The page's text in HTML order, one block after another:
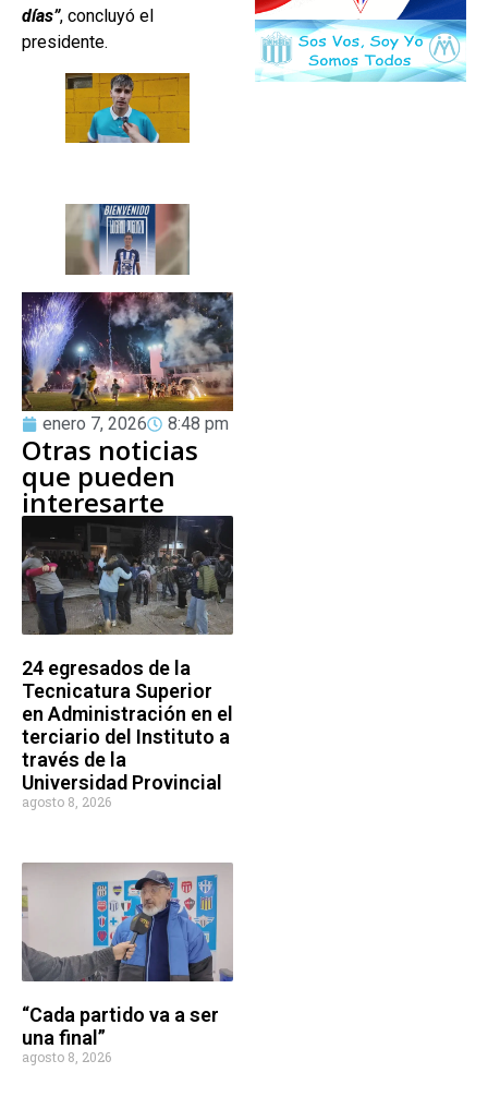
días”, concluyó el
presidente.
enero 7, 2026 8:48 pm
Otras noticias
que pueden
interesarte
24 egresados de la
Tecnicatura Superior
en Administración en el
terciario del Instituto a
través de la
Universidad Provincial
agosto 8, 2026
“Cada partido va a ser
una final”
agosto 8, 2026